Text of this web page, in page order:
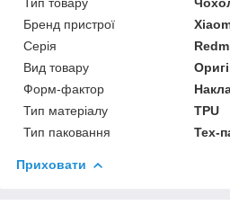
Бренд пристрої
Серія
Вид товару
Форм-фактор
Тип матеріалу
TPU
Тип паковання
Тех-
Приховати